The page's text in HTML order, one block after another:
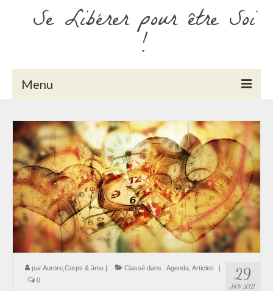
Se Libérer pour être Soi
!
Menu
Psychogénéalogie
La Numérologie Créative
Initiation à la Numérologie
Témoignages Initiation à la Numérologie
LMMA – EMDR
Soins énergétiques en Bioénergie et Reiki 29
JAN 2021
parAurore,Corps & âme | Classé dans : Agenda Articles
|
0